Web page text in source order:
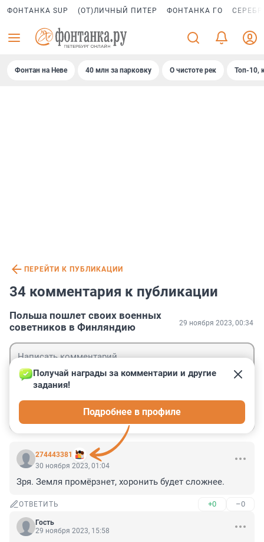
ФОНТАНКА SUP (ОТ)ЛИЧНЫЙ ПИТЕР ФОНТАНКА ГО
Фонтан на Неве 40 млн за парковку О чистоте рек Топ-10,
ПЕРЕЙТИ К ПУБЛИКАЦИИ
34 комментария к публикации
Польша пошлет своих военных
советников в Финляндию
29 ноября 2023, 00:34
274443381
Получай награды за комментарии и другие
задания!
Подробнее в профиле
30 ноября 2023, 01:04
Зря. Земля промёрзнет, хоронить будет сложнее.
ОТВЕТИТЬ +0 –0
Гость
29 ноября 2023, 15:58